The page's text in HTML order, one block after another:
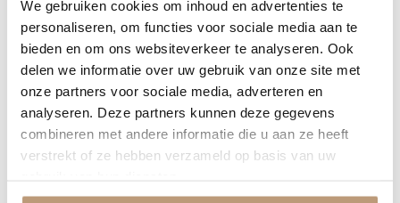
DAGEN UREN MINUTEN SECONDEN
Nu tijdelijk 10% korting op
jouw vloer
Vraag snel een offerte aan en bespaar direct.
Bekijk plak PVC vloeren
We gebruiken cookies om inhoud en advertenties te
personaliseren, om functies voor sociale media aan te
bieden en om ons websiteverkeer te analyseren. Ook
delen we informatie over uw gebruik van onze site met
onze partners voor sociale media, adverteren en
analyseren. Deze partners kunnen deze gegevens
combineren met andere informatie die u aan ze heeft
verstrekt of ze hebben verzameld op basis van uw
★★★★★
Snelle levering, mooie vloer en goed advies!
Bekijk alle reviews op Google →
Beschrijving